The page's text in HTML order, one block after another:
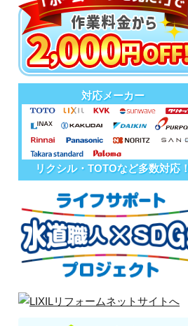
対応メーカー
リクシル・TOTOなど多数対応！